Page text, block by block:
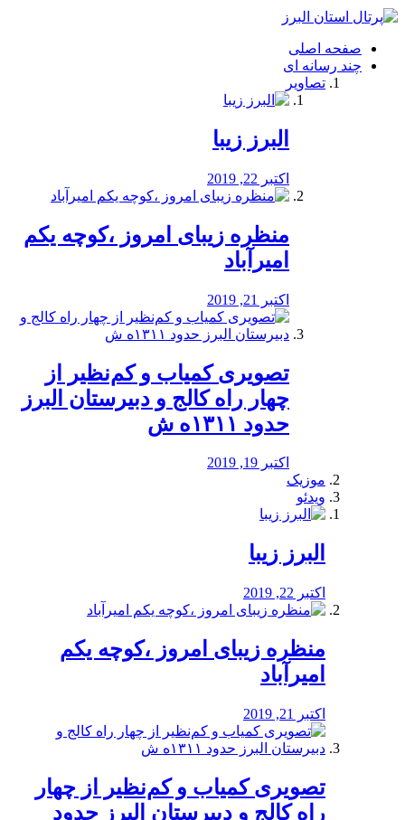
فصد
شرق
تهران
خشکشویی
صفحه اصلی
چند رسانه ای
تصاویر
البرز زیبا
اکتبر 22, 2019
منظره‌‌ زیبای امروز ،کوچه یکم
امیرآباد
اکتبر 21, 2019
️تصویری کمیاب و کم‌نظیر از
چهار راه كالج و دبيرستان البرز
حدود ۱۳۱۱ه ش
اکتبر 19, 2019
موزیک
ویدئو
البرز زیبا
اکتبر 22, 2019
منظره‌‌ زیبای امروز ،کوچه یکم
امیرآباد
اکتبر 21, 2019
️تصویری کمیاب و کم‌نظیر از چهار
راه كالج و دبيرستان البرز حدود